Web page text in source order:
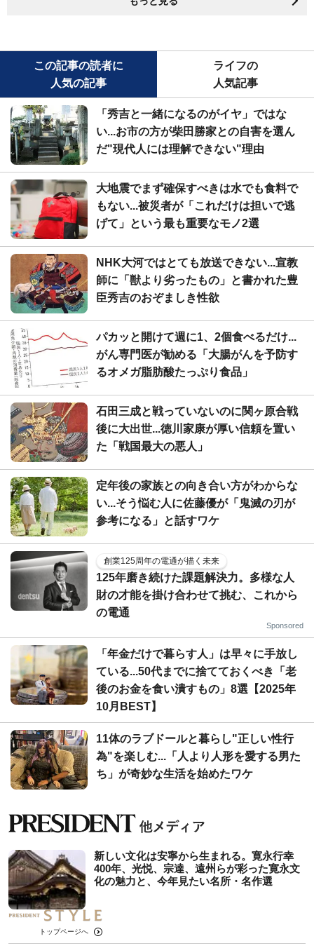
この記事の読者に
人気の記事
ライフの
人気記事
「秀吉と一緒になるのがイヤ」ではな
い...お市の方が柴田勝家との自害を選ん
だ"現代人には理解できない"理由
大地震でまず確保すべきは水でも食料で
もない...被災者が「これだけは担いで逃
げて」という最も重要なモノ2選
NHK大河ではとても放送できない...宣教
師に「獣より劣ったもの」と書かれた豊
臣秀吉のおぞましき性欲
パカッと開けて週に1、2個食べるだけ...
がん専門医が勧める「大腸がんを予防す
るオメガ脂肪酸たっぷり食品」
石田三成と戦っていないのに関ヶ原合戦
後に大出世...徳川家康が厚い信頼を置い
た「戦国最大の悪人」
定年後の家族との向き合い方がわからな
い...そう悩む人に佐藤優が「鬼滅の刃が
参考になる」と話すワケ
創業125周年の電通が描く未来
125年磨き続けた課題解決力。多様な人
財の才能を掛け合わせて挑む、これから
の電通
Sponsored
「年金だけで暮らす人」は早々に手放し
ている...50代までに捨てておくべき「老
後のお金を食い潰すもの」8選【2025年
10月BEST】
11体のラブドールと暮らし"正しい性行
為"を楽しむ...「人より人形を愛する男た
ち」が奇妙な生活を始めたワケ
新しい文化は安寧から生まれる。寛永行幸
400年、光悦、宗達、遠州らが彩った寛永文
化の魅力と、今年見たい名所・名作選
トップページへ